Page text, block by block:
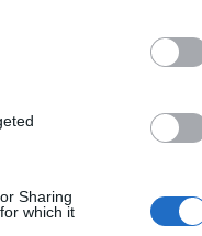
Sharing
which it
e la
della
nel